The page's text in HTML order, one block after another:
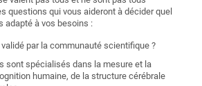
questions qui vous aideront à décider quel
adapté à vos besoins :
par la communauté scientifique ?
sont spécialisés dans la mesure et la
humaine, de la structure cérébrale